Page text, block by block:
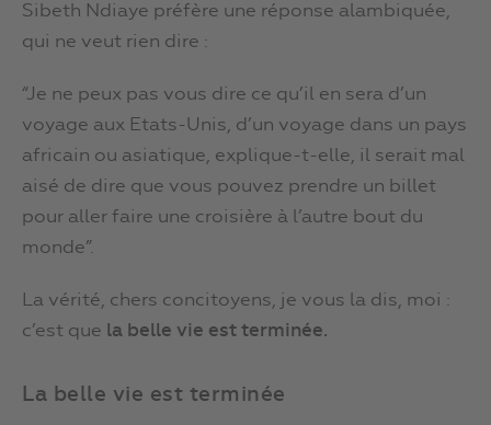
Sibeth Ndiaye préfère une réponse alambiquée,
qui ne veut rien dire :
“Je ne peux pas vous dire ce qu’il en sera d’un
voyage aux Etats-Unis, d’un voyage dans un pays
africain ou asiatique, explique-t-elle, il serait mal
aisé de dire que vous pouvez prendre un billet
pour aller faire une croisière à l’autre bout du
monde”.
La vérité, chers concitoyens, je vous la dis, moi :
c’est que la belle vie est terminée.
La belle vie est terminée